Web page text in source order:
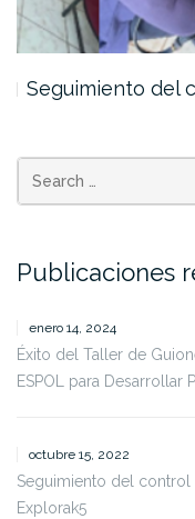
Seguimiento del
Publicaciones
enero 14, 2024
Éxito del Taller de
ESPOL para Desarrollar
octubre 15, 2022
Seguimiento del control
Explorak5